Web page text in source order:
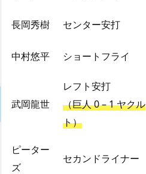
長岡秀樹 センター安打
中村悠平 ショートフライ
武岡龍世
レフト安打
（巨人 0 – 1 ヤクル
ト）
ピーター
ズ
セカンドライナー